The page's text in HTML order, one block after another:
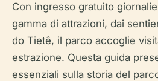
Con ingresso gratuito
gamma di attrazioni, dai
do Tietê, il parco accoglie
estrazione. Questa guida
essenziali sulla storia del